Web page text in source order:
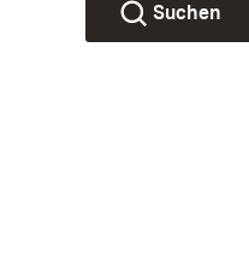
Suchen